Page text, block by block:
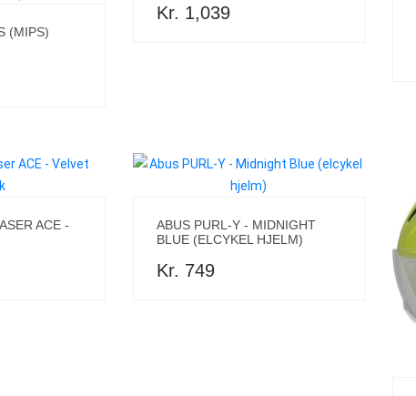
(MIPS)
Kr. 1,039
ACE -
ABUS PURL-Y - MIDNIGHT
BLUE (ELCYKEL HJELM)
Kr. 749